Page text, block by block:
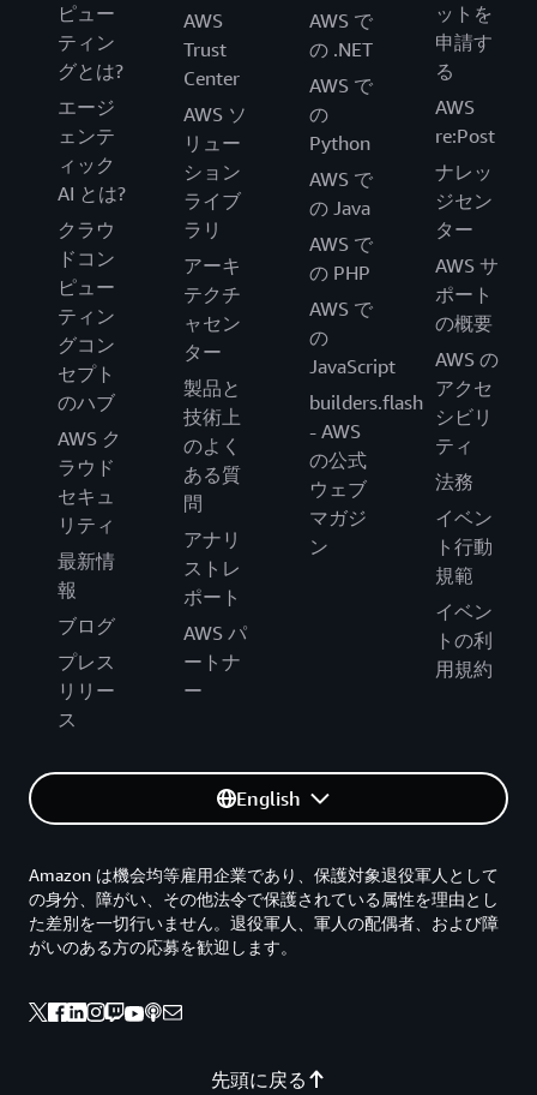
ピュー
ティン
グとは?
エージ
ェンテ
ィック
AI とは?
クラウ
ドコン
ピュー
ティン
グコン
セプト
のハブ
AWS ク
ラウド
セキュ
リティ
最新情
報
ブログ
プレス
リリー
ス
AWS
Trust
Center
AWS ソ
リュー
ション
ライブ
ラリ
アーキ
テクチ
ャセン
ター
製品と
技術上
のよく
ある質
問
アナリ
ストレ
ポート
AWS パ
ートナ
ー
AWS で
の .NET
AWS で
の
Python
AWS で
の Java
AWS で
の PHP
AWS で
の
JavaScript
builders.flash
- AWS
の公式
ウェブ
マガジ
ン
ットを
申請す
る
AWS
re:Post
ナレッ
ジセン
ター
AWS サ
ポート
の概要
AWS の
アクセ
シビリ
ティ
法務
イベン
ト行動
規範
イベン
トの利
用規約
English
先頭に戻る
Amazon は機会均等雇用企業であり、保護対象退役軍人として
の身分、障がい、その他法令で保護されている属性を理由とし
た差別を一切行いません。退役軍人、軍人の配偶者、および障
がいのある方の応募を歓迎します。